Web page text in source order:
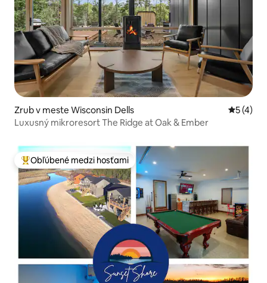
Zrub v meste Wisconsin Dells
5 (4)
Luxusný mikroresort The Ridge at Oak & Ember
Najobľúbenejšie medzi hosťami
Obľúbené medzi hosťami